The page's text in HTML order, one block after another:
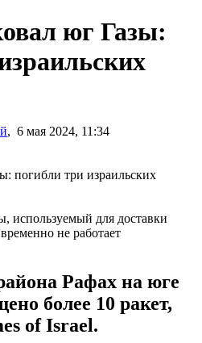
юг Газы:
, 6 мая 2024, 11:34
используемый для доставки
не работает
Рафах на юге
более 10 ракет,
of Israel.